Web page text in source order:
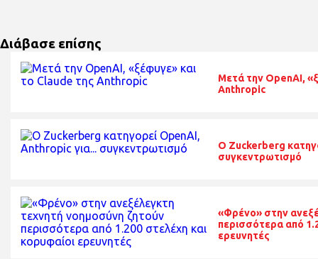
Διάβασε επίσης
Μετά την OpenAI,
Anthropic
O Zuckerberg
συγκεντρωτισμό
«Φρένο» στην
περισσότερα από
ερευνητές